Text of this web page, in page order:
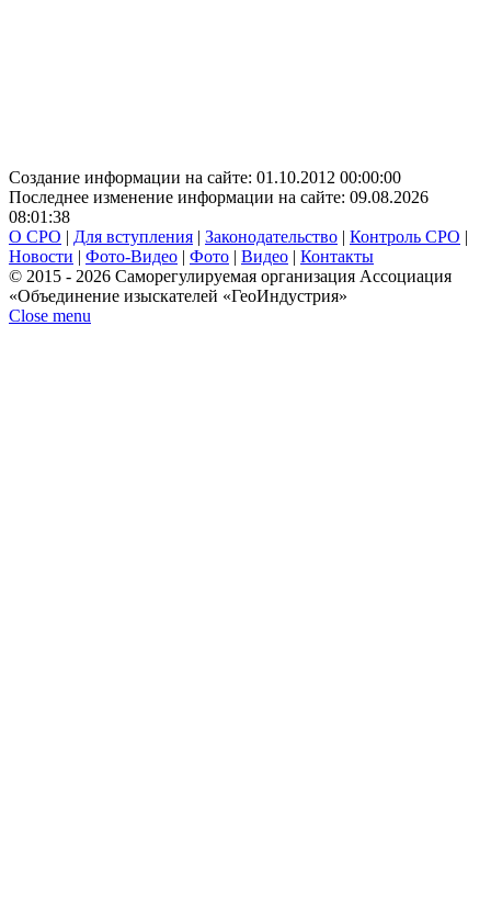
Создание информации на сайте: 01.10.2012 00:00:00
Последнее изменение информации на сайте: 09.08.2026
08:01:38
О СРО | Для вступления | Законодательство | Контроль СРО |
Новости | Фото-Видео | Фото | Видео | Контакты
© 2015 - 2026 Саморегулируемая организация Ассоциация
«Объединение изыскателей «ГеоИндустрия»
Close menu